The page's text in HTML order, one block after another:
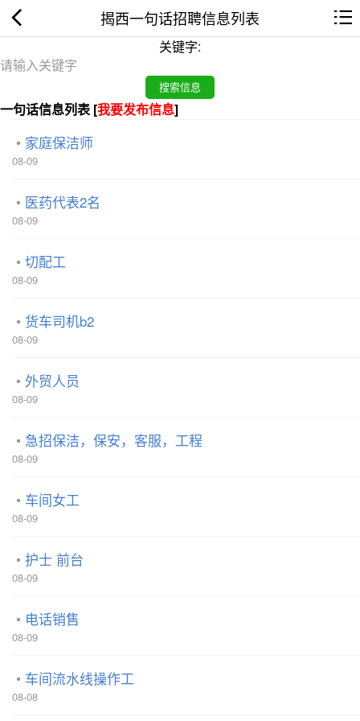
揭西一句话招聘信息列表
关键字:
一句话信息列表 [我要发布信息]
家庭保洁师
08-09
医药代表2名
08-09
切配工
08-09
货车司机b2
08-09
外贸人员
08-09
急招保洁，保安，客服，工程
08-09
车间女工
08-09
护士 前台
08-09
电话销售
08-09
车间流水线操作工
08-08